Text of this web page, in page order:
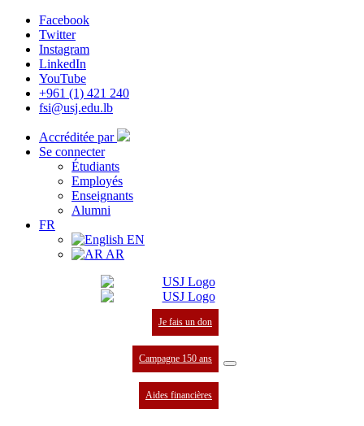
Facebook
Twitter
Instagram
LinkedIn
YouTube
+961 (1) 421 240
fsi@usj.edu.lb
Accréditée par
Se connecter
Étudiants
Employés
Enseignants
Alumni
FR
EN
AR
Je fais un don
Campagne 150 ans
Aides financières